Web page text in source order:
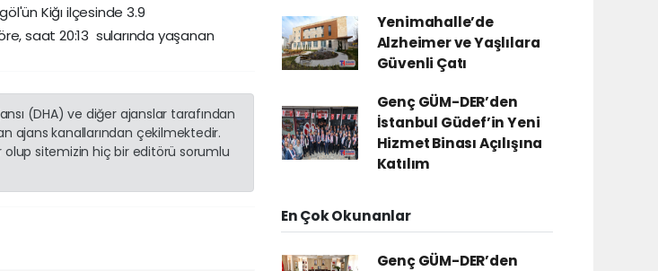
Kiğı ilçesinde 3.9
saat 20:13 sularında yaşanan
(DHA) ve diğer ajanslar tarafından
ajans kanallarından çekilmektedir.
sitemizin hiç bir editörü sorumlu
Yenimahalle’de
Alzheimer ve Yaşlılara
Güvenli Çatı
Genç GÜM-DER’den
İstanbul Güdef’in Yeni
Hizmet Binası Açılışına
Katılım
En Çok Okunanlar
Genç GÜM-DER’den